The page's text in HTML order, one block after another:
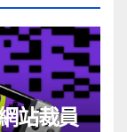
站裁員